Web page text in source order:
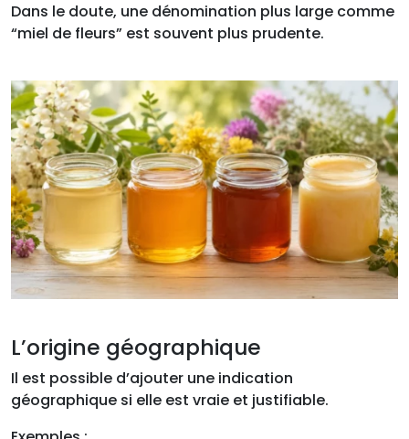
Dans le doute, une dénomination plus large comme
“miel de fleurs” est souvent plus prudente.
L’origine géographique
Il est possible d’ajouter une indication
géographique si elle est vraie et justifiable.